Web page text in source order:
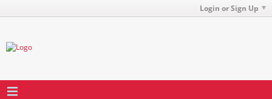
Login or Sign Up